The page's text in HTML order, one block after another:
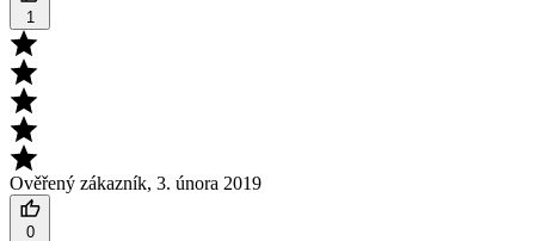
1
Ověřený zákazník, 3. února 2019
0